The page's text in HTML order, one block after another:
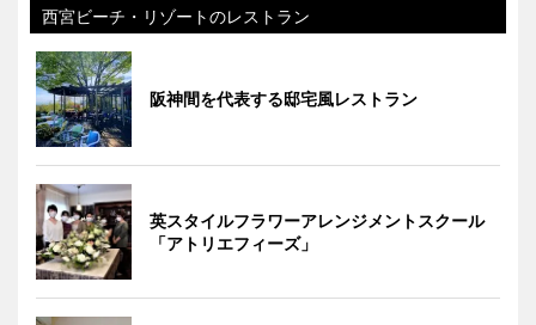
西宮ビーチ・リゾートのレストラン
阪神間を代表する邸宅風レストラン
英スタイルフラワーアレンジメントスクール
「アトリエフィーズ」